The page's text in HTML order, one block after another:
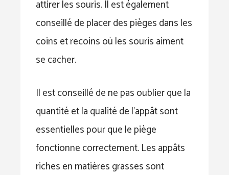
attirer les souris. Il est également
conseillé de placer des pièges dans les
coins et recoins où les souris aiment
se cacher.
Il est conseillé de ne pas oublier que la
quantité et la qualité de l’appât sont
essentielles pour que le piège
fonctionne correctement. Les appâts
riches en matières grasses sont